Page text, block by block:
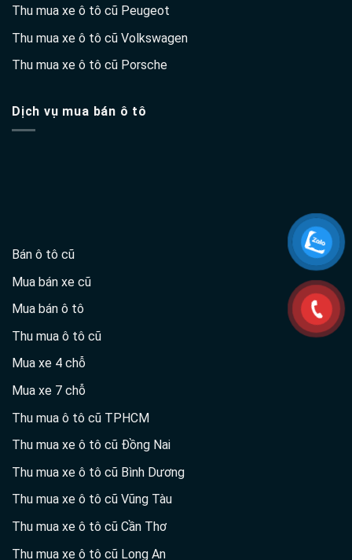
Thu mua xe ô tô cũ Peugeot
Thu mua xe ô tô cũ Volkswagen
Thu mua xe ô tô cũ Porsche
Dịch vụ mua bán ô tô
Bán ô tô cũ
Mua bán xe cũ
Mua bán ô tô
Thu mua ô tô cũ
Mua xe 4 chỗ
Mua xe 7 chỗ
Thu mua ô tô cũ TPHCM
Thu mua xe ô tô cũ Đồng Nai
Thu mua xe ô tô cũ Bình Dương
Thu mua xe ô tô cũ Vũng Tàu
Thu mua xe ô tô cũ Cần Thơ
Thu mua xe ô tô cũ Long An